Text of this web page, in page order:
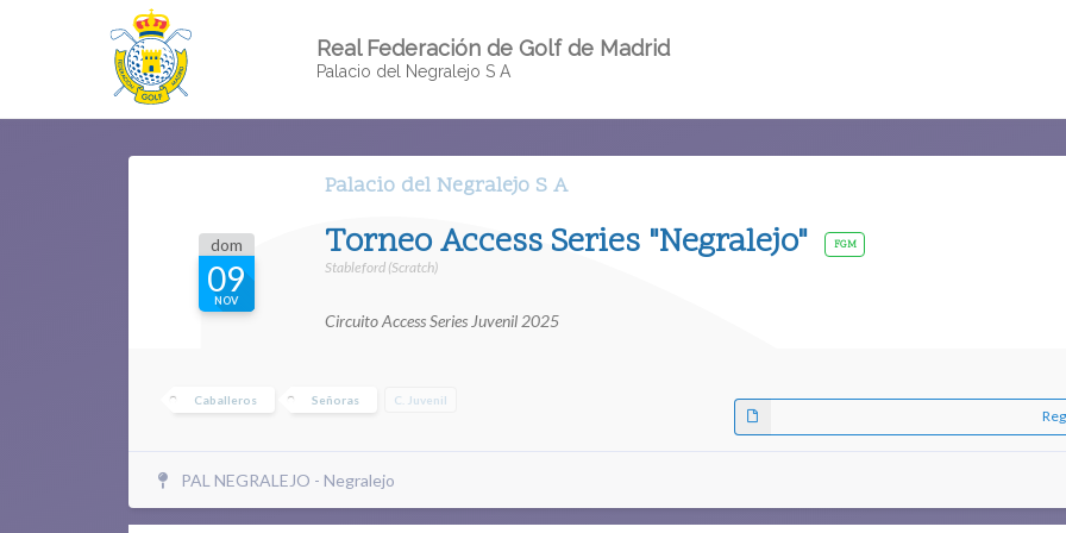
Real Federación de Golf de Madrid
Palacio del Negralejo S A
Palacio del Negralejo S A
dom
09
NOV
Torneo Access Series "Negralejo" FGM
Stableford (Scratch)
Circuito Access Series Juvenil 2025
Caballeros Señoras C. Juvenil
PAL NEGRALEJO - Negralejo